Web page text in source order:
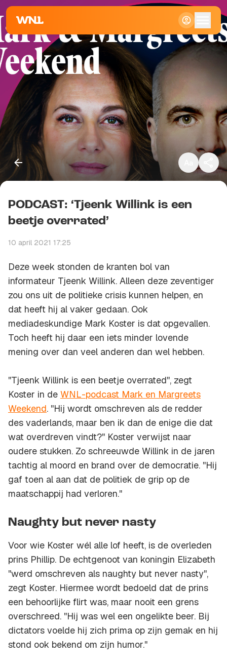
Klein
Standaard
Kopieer link
PODCAST: ‘Tjeenk Willink is een
beetje overrated’
10 april 2021 17:25
Deze week stonden de kranten bol van
informateur Tjeenk Willink. Alleen deze zeventiger
zou ons uit de politieke crisis kunnen helpen, en
dat heeft hij al vaker gedaan. Ook
mediadeskundige Mark Koster is dat opgevallen.
Toch heeft hij daar een iets minder lovende
mening over dan veel anderen dan wel hebben.
''Tjeenk Willink is een beetje overrated'', zegt
Koster in de WNL-podcast Mark en Margreets
Weekend. ''Hij wordt omschreven als de redder
des vaderlands, maar ben ik dan de enige die dat
wat overdreven vindt?'' Koster verwijst naar
oudere stukken. Zo schreeuwde Willink in de jaren
tachtig al moord en brand over de democratie. ''Hij
gaf toen al aan dat de politiek de grip op de
maatschappij had verloren.''
Naughty but never nasty
Voor wie Koster wél alle lof heeft, is de overleden
prins Phillip. De echtgenoot van koningin Elizabeth
''werd omschreven als naughty but never nasty'',
zegt Koster. Hiermee wordt bedoeld dat de prins
een behoorlijke flirt was, maar nooit een grens
overschreed. ''Hij was wel een ongelikte beer. Bij
dictators voelde hij zich prima op zijn gemak en hij
stond ook bekend om zijn humor.''